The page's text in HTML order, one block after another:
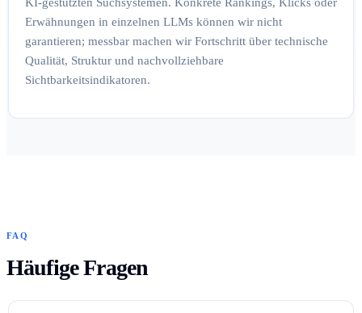
Erwähnungen in einzelnen LLMs können wir nicht
garantieren; messbar machen wir Fortschritt über technische
Qualität, Struktur und nachvollziehbare
Sichtbarkeitsindikatoren.
FAQ
Häufige Fragen